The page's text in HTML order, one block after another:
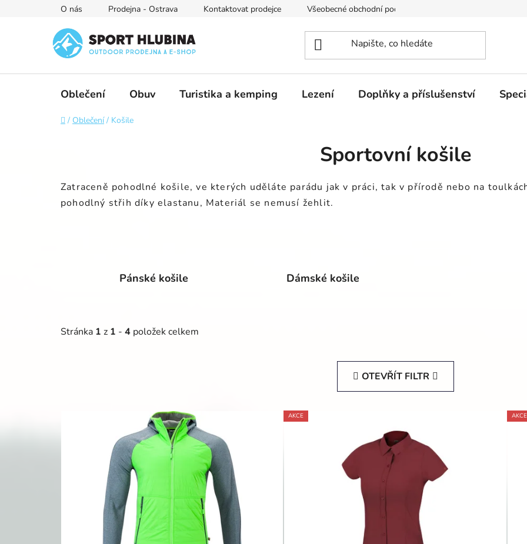
O nás Prodejna - Ostrava Kontaktovat prodejce Všeobecné obchodní podmínky Podmínky ochrany
Oblečení Obuv Turistika a kemping Lezení Doplňky a příslušenství
Domů
/ Oblečení / Košile
Sportovní košile
Zatraceně pohodlné košile, ve kterých uděláte parádu jak v práci, tak v přírodě nebo na
pohodlný střih díky elastanu, Materiál se nemusí žehlit.
Pánské košile Dámské košile
Stránka 1 z 1 - 4 položek celkem
OTEVŘÍT FILTR
AKCE AKCE